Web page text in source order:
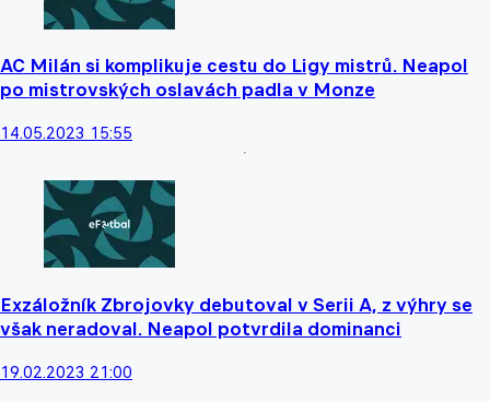
AC Milán si komplikuje cestu do Ligy mistrů. Neapol
po mistrovských oslavách padla v Monze
14.05.2023 15:55
Exzáložník Zbrojovky debutoval v Serii A, z výhry se
však neradoval. Neapol potvrdila dominanci
19.02.2023 21:00